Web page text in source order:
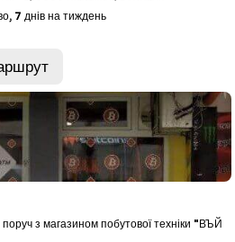
7 днів на тиждень
з магазином побутової техніки "ВЪЙ